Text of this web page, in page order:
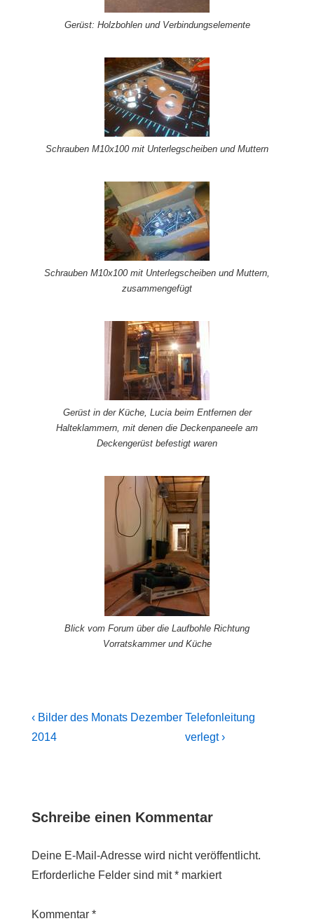
Gerüst: Holzbohlen und Verbindungselemente
Schrauben M10x100 mit Unterlegscheiben und Muttern
Schrauben M10x100 mit Unterlegscheiben und Muttern,
zusammengefügt
Gerüst in der Küche, Lucia beim Entfernen der
Halteklammern, mit denen die Deckenpaneele am
Deckengerüst befestigt waren
Blick vom Forum über die Laufbohle Richtung
Vorratskammer und Küche
Beitragsnavigation
Previous
Post
‹ Bilder des Monats Dezember
2014
Next
Post
Telefonleitung
verlegt ›
Schreibe einen Kommentar
Deine E-Mail-Adresse wird nicht veröffentlicht.
Erforderliche Felder sind mit* markiert
Kommentar *